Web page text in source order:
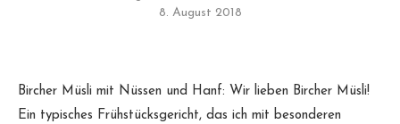
8. August 2018
Bircher Müsli mit Nüssen und Hanf: Wir lieben Bircher Müsli!
Ein typisches Frühstücksgericht, das ich mit besonderen